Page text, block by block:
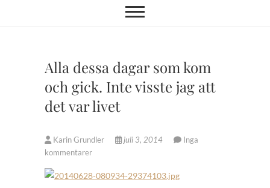
Alla dessa dagar som kom
och gick. Inte visste jag att
det var livet
Karin Grundler juli 3, 2014
Inga
kommentarer